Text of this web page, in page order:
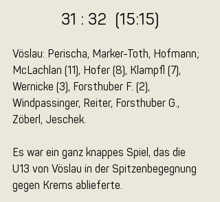
31 : 32  (15:15)
Vöslau: Perischa, Marker-Toth, Hofmann;
McLachlan (11), Hofer (8), Klampfl (7),
Wernicke (3), Forsthuber F. (2),
Windpassinger, Reiter, Forsthuber G.,
Zöberl, Jeschek.
Es war ein ganz knappes Spiel, das die
U13 von Vöslau in der Spitzenbegegnung
gegen Krems ablieferte.